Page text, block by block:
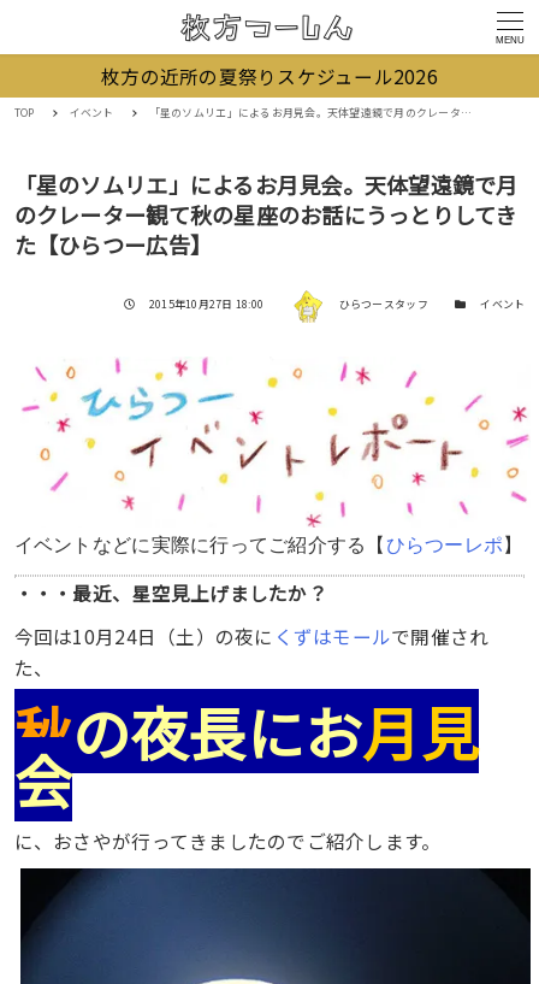
MENU
枚方の近所の夏祭りスケジュール2026
TOP イベント 「星のソムリエ」によるお月見会。天体望遠鏡で月のクレーター観て秋の星座のお話にうっとりしてきた【ひらつー広告】
「星のソムリエ」によるお月見会。天体望遠鏡で月
のクレーター観て秋の星座のお話にうっとりしてき
た【ひらつー広告】
投稿日
2015年10月27日 18:00 著者 ひらつースタッフ カテゴリー
イベント
イベントなどに実際に行ってご紹介する【 ひらつーレポ 】
・・・最近、星空見上げましたか？
今回は10月24日（土）の夜に くずはモールで開催され
た、
星のソムリエによる
秋の夜長にお月見
会
に、おさやが行ってきましたのでご紹介します。